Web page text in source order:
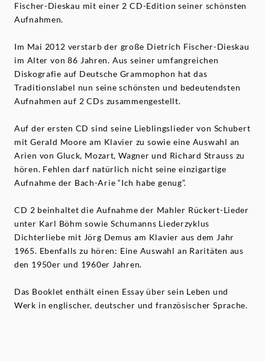
Fischer-Dieskau mit einer 2 CD-Edition seiner schönsten
Aufnahmen.
Im Mai 2012 verstarb der große Dietrich Fischer-Dieskau
im Alter von 86 Jahren. Aus seiner umfangreichen
Diskografie auf Deutsche Grammophon hat das
Traditionslabel nun seine schönsten und bedeutendsten
Aufnahmen auf 2 CDs zusammengestellt.
Auf der ersten CD sind seine Lieblingslieder von Schubert
mit Gerald Moore am Klavier zu sowie eine Auswahl an
Arien von Gluck, Mozart, Wagner und Richard Strauss zu
hören. Fehlen darf natürlich nicht seine einzigartige
Aufnahme der Bach-Arie “Ich habe genug”.
CD 2 beinhaltet die Aufnahme der Mahler Rückert-Lieder
unter Karl Böhm sowie Schumanns Liederzyklus
Dichterliebe mit Jörg Demus am Klavier aus dem Jahr
1965. Ebenfalls zu hören: Eine Auswahl an Raritäten aus
den 1950er und 1960er Jahren.
Das Booklet enthält einen Essay über sein Leben und
Werk in englischer, deutscher und französischer Sprache.